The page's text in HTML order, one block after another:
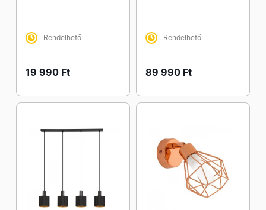
Rendelhető
19 990 Ft
Rendelhető
89 990 Ft